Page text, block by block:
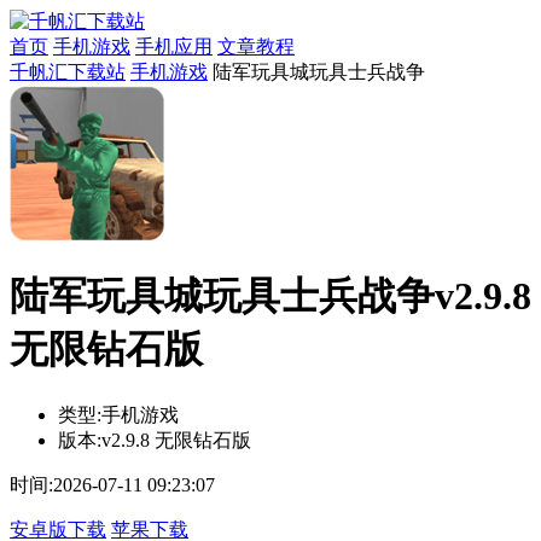
首页 手机游戏 手机应用 文章教程
千帆汇下载站 手机游戏 陆军玩具城玩具士兵战争
陆军玩具城玩具士兵战争v2.9.8
无限钻石版
类型:手机游戏
版本:v2.9.8 无限钻石版
时间:2026-07-11 09:23:07
安卓版下载 苹果下载